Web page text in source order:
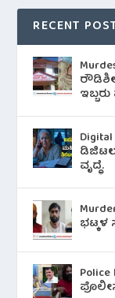
RECENT
ವೃದ್ಧೆ.